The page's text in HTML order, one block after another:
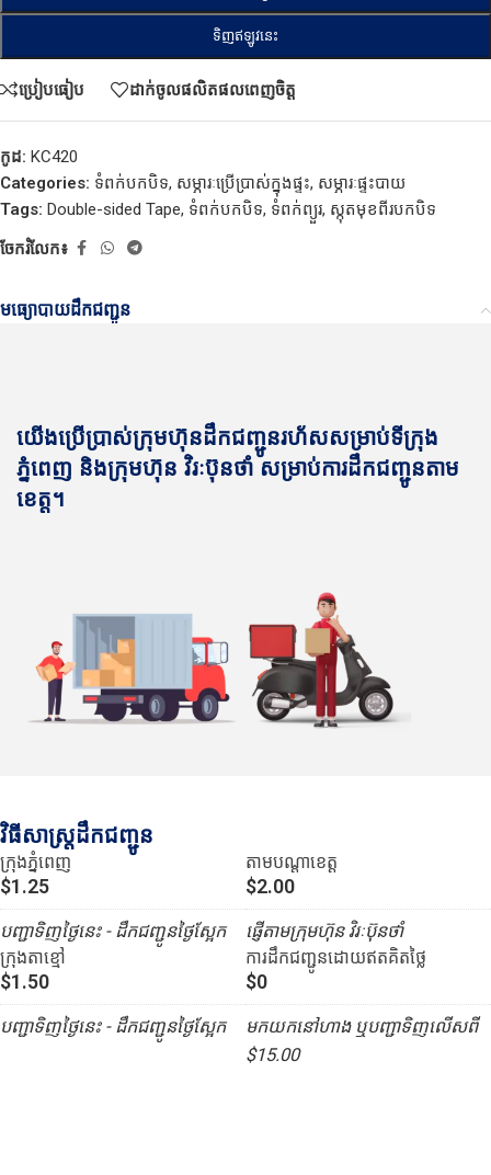
ទិញឥឡូវនេះ
ប្រៀបធៀប ដាក់ចូលផលិតផលពេញចិត្ត
កូដ: KC420
Categories: ទំពក់បកបិទ, សម្ភារៈប្រើប្រាស់ក្នុងផ្ទះ, សម្ភារៈផ្ទះបាយ
Tags: Double-sided Tape, ទំពក់បកបិទ, ទំពក់ព្យួរ​, ស្កុតមុខពីរបកបិទ
ចែករំលែក៖
មធ្យោបាយដឹកជញ្ជូន
យើងប្រើប្រាស់ក្រុមហ៊ុនដឹកជញ្ជូនរហ័សសម្រាប់ទីក្រុង
ភ្នំពេញ និងក្រុមហ៊ុន វិរៈប៊ុនថាំ សម្រាប់ការដឹកជញ្ជូនតាម
ខេត្ត។
វិធីសាស្រ្តដឹកជញ្ជូន
ក្រុងភ្នំពេញ
$1.25
បញ្ជាទិញថ្ងៃនេះ - ដឹកជញ្ជូនថ្ងៃស្អែក
ក្រុងតាខ្មៅ
$1.50
បញ្ជាទិញថ្ងៃនេះ - ដឹកជញ្ជូនថ្ងៃស្អែក
តាមបណ្ដាខេត្ត
$2.00
ផ្ញើតាមក្រុមហ៊ុន វិរៈប៊ុនថាំ
ការដឹកជញ្ជូនដោយឥតគិតថ្លៃ
$0
មកយកនៅហាង ឬបញ្ជាទិញលើសពី
$15.00